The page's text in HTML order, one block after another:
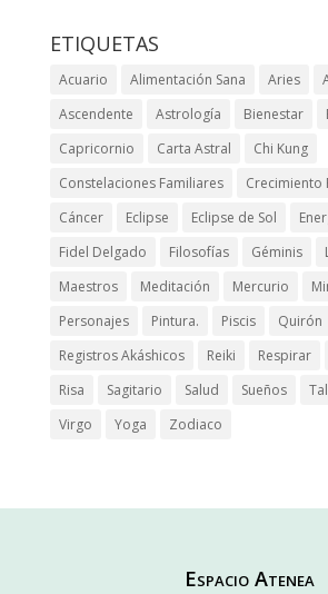
ETIQUETAS
Acuario Alimentación Sana Aries
Ascendente
Astrología Bienestar
Capricornio
Carta Astral
Chi Kung
Constelaciones Familiares
Crecimiento
Cáncer
Eclipse Eclipse de Sol
Fidel Delgado
Filosofías Géminis
Maestros
Meditación Mercurio
Personajes
Pintura. Piscis
Quirón
Registros Akáshicos
Reiki Respirar
Risa
Sagitario Salud Sueños
Virgo
Yoga Zodiaco
Espacio Atenea